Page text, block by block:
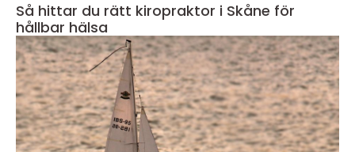
Så hittar du rätt kiropraktor i Skåne för
hållbar hälsa